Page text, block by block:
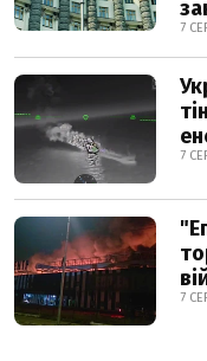
7
7
7